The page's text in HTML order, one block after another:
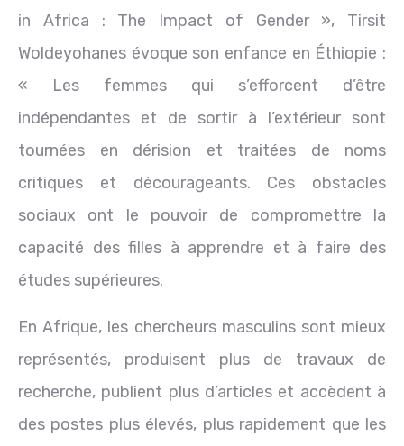
in Africa : The Impact of Gender », Tirsit
Woldeyohanes évoque son enfance en Éthiopie :
« Les femmes qui s’efforcent d’être
indépendantes et de sortir à l’extérieur sont
tournées en dérision et traitées de noms
critiques et décourageants. Ces obstacles
sociaux ont le pouvoir de compromettre la
capacité des filles à apprendre et à faire des
études supérieures.
En Afrique, les chercheurs masculins sont mieux
représentés, produisent plus de travaux de
recherche, publient plus d’articles et accèdent à
des postes plus élevés, plus rapidement que les